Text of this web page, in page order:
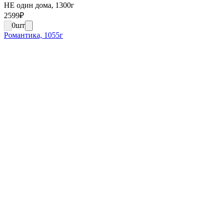
НЕ один дома, 1300г
2599₽
0шт
Романтика, 1055г